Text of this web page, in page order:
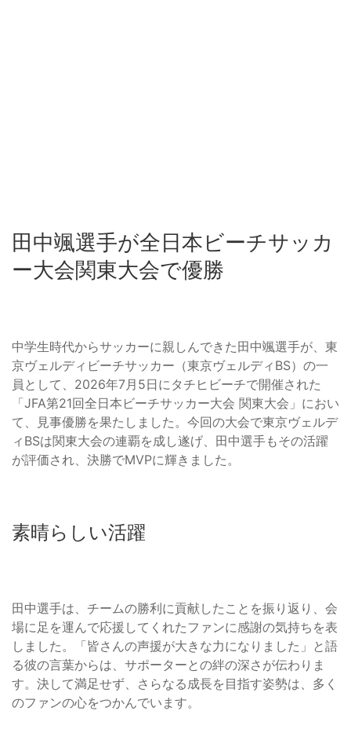
田中颯選手が全日本ビーチサッカ
ー大会関東大会で優勝
中学生時代からサッカーに親しんできた田中颯選手が、東
京ヴェルディビーチサッカー（東京ヴェルディBS）の一
員として、2026年7月5日にタチヒビーチで開催された
「JFA第21回全日本ビーチサッカー大会 関東大会」におい
て、見事優勝を果たしました。今回の大会で東京ヴェルデ
ィBSは関東大会の連覇を成し遂げ、田中選手もその活躍
が評価され、決勝でMVPに輝きました。
素晴らしい活躍
田中選手は、チームの勝利に貢献したことを振り返り、会
場に足を運んで応援してくれたファンに感謝の気持ちを表
しました。「皆さんの声援が大きな力になりました」と語
る彼の言葉からは、サポーターとの絆の深さが伝わりま
す。決して満足せず、さらなる成長を目指す姿勢は、多く
のファンの心をつかんでいます。